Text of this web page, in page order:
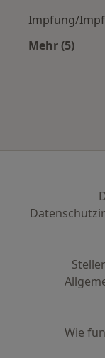
Impfung/
Mehr (5)
Wie